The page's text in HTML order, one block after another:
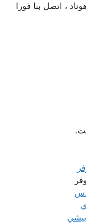
، اتصل بنا فورا